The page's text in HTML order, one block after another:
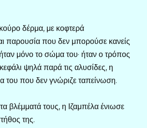
δέρμα, με κοφτερά
παρουσία που δεν μπορούσε κανείς
μόνο το σώμα του· ήταν ο τρόπος
ψηλά παρά τις αλυσίδες, η
του που δεν γνώριζε ταπείνωση.
βλέμματά τους, η Ιζαμπέλα ένιωσε
της.